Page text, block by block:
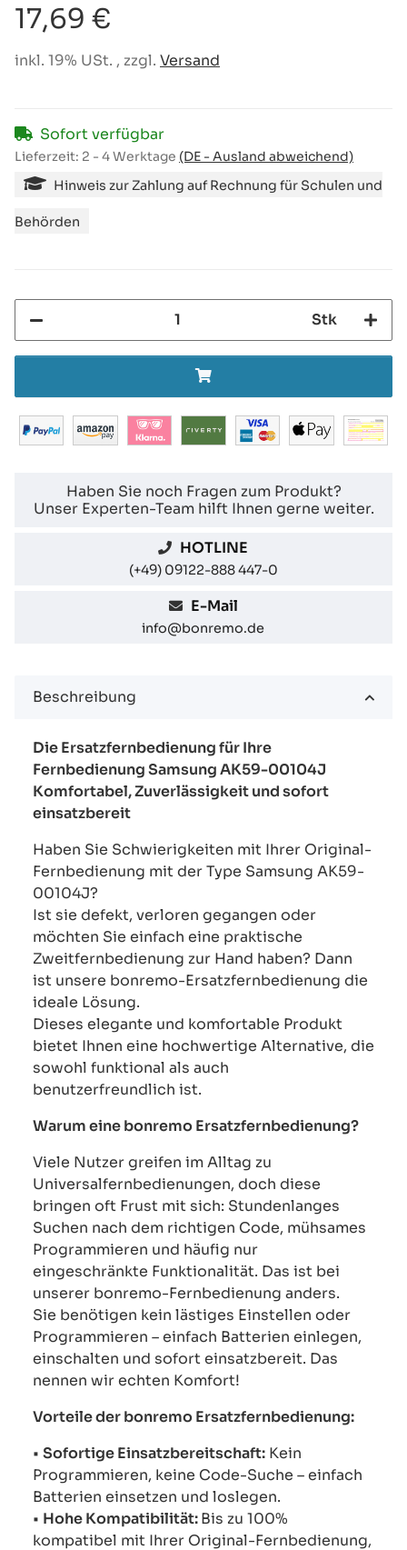
17,69 €
inkl. 19% USt. , zzgl. Versand
Sofort verfügbar
Lieferzeit: 2 - 4 Werktage (DE - Ausland abweichend)
Hinweis zur Zahlung auf Rechnung für Schulen und
Behörden
Stk
Haben Sie noch Fragen zum Produkt?
Unser Experten-Team hilft Ihnen gerne weiter.
HOTLINE
(+49) 09122-888 447-0
E-Mail
info@bonremo.de
Beschreibung
Die Ersatzfernbedienung für Ihre
Fernbedienung Samsung AK59-00104J
Komfortabel, Zuverlässigkeit und sofort
einsatzbereit
Haben Sie Schwierigkeiten mit Ihrer Original-
Fernbedienung mit der Type Samsung AK59-
00104J?
Ist sie defekt, verloren gegangen oder
möchten Sie einfach eine praktische
Zweitfernbedienung zur Hand haben? Dann
ist unsere bonremo-Ersatzfernbedienung die
ideale Lösung.
Dieses elegante und komfortable Produkt
bietet Ihnen eine hochwertige Alternative, die
sowohl funktional als auch
benutzerfreundlich ist.
Warum eine bonremo Ersatzfernbedienung?
Viele Nutzer greifen im Alltag zu
Universalfernbedienungen, doch diese
bringen oft Frust mit sich: Stundenlanges
Suchen nach dem richtigen Code, mühsames
Programmieren und häufig nur
eingeschränkte Funktionalität. Das ist bei
unserer bonremo-Fernbedienung anders.
Sie benötigen kein lästiges Einstellen oder
Programmieren – einfach Batterien einlegen,
einschalten und sofort einsatzbereit. Das
nennen wir echten Komfort!
Vorteile der bonremo Ersatzfernbedienung:
• Sofortige Einsatzbereitschaft: Kein
Programmieren, keine Code-Suche – einfach
Batterien einsetzen und loslegen.
• Hohe Kompatibilität:Bis zu 100%
kompatibel mit Ihrer Original-Fernbedienung,